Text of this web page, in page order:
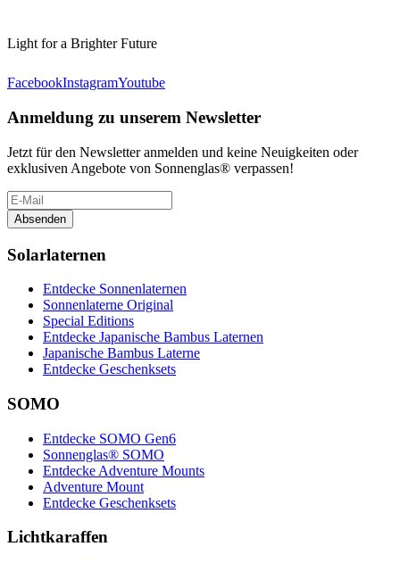
Light for a Brighter Future
FacebookInstagramYoutube
Anmeldung zu unserem Newsletter
Jetzt für den Newsletter anmelden und keine Neuigkeiten oder
exklusiven Angebote von Sonnenglas® verpassen!
Absenden
Solarlaternen
Entdecke Sonnenlaternen
Sonnenlaterne Original
Special Editions
Entdecke Japanische Bambus Laternen
Japanische Bambus Laterne
Entdecke Geschenksets
SOMO
Entdecke SOMO Gen6
Sonnenglas® SOMO
Entdecke Adventure Mounts
Adventure Mount
Entdecke Geschenksets
Lichtkaraffen